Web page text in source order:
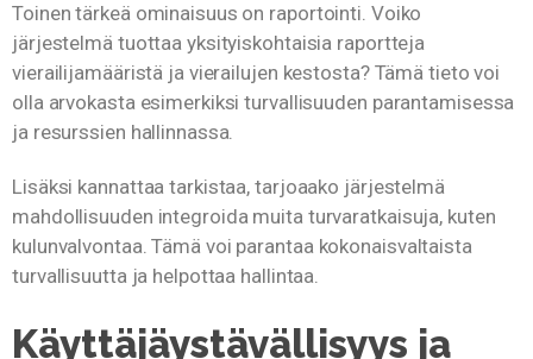
Toinen tärkeä ominaisuus on raportointi. Voiko
järjestelmä tuottaa yksityiskohtaisia raportteja
vierailijamääristä ja vierailujen kestosta? Tämä tieto voi
olla arvokasta esimerkiksi turvallisuuden parantamisessa
ja resurssien hallinnassa.
Lisäksi kannattaa tarkistaa, tarjoaako järjestelmä
mahdollisuuden integroida muita turvaratkaisuja, kuten
kulunvalvontaa. Tämä voi parantaa kokonaisvaltaista
turvallisuutta ja helpottaa hallintaa.
Käyttäjäystävällisyys ja